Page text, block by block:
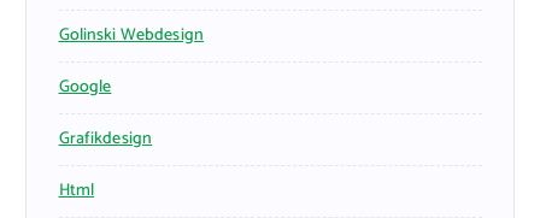
Golinski Webdesign
Google
Grafikdesign
Html